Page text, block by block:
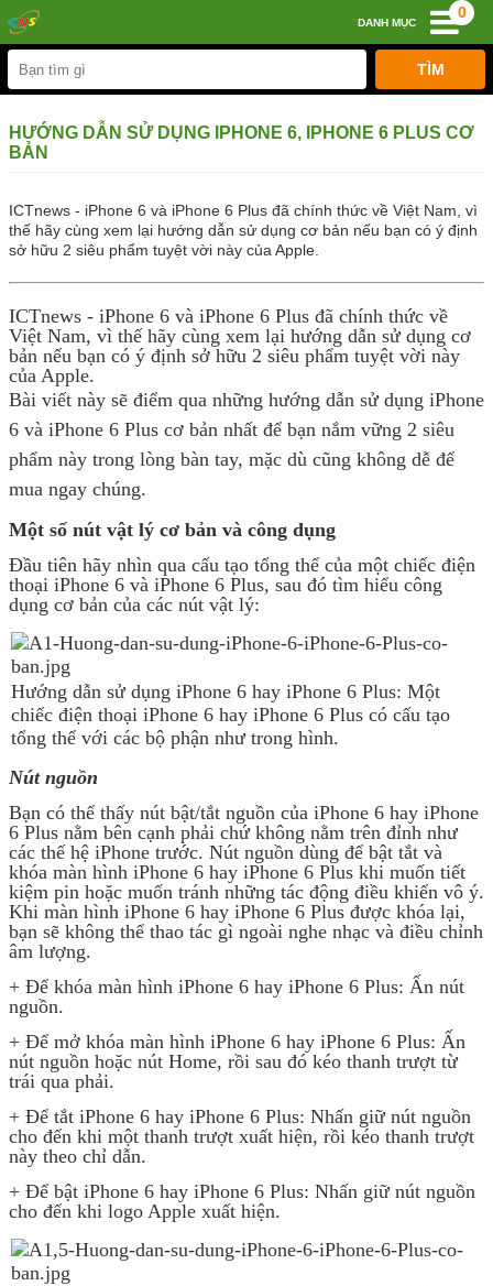
0
DANH MỤC
HƯỚNG DẪN SỬ DỤNG IPHONE 6, IPHONE 6 PLUS CƠ
BẢN
ICTnews - iPhone 6 và iPhone 6 Plus đã chính thức về Việt Nam, vì
thế hãy cùng xem lại hướng dẫn sử dụng cơ bản nếu bạn có ý định
sở hữu 2 siêu phẩm tuyệt vời này của Apple.
ICTnews - iPhone 6 và iPhone 6 Plus đã chính thức về
Việt Nam, vì thế hãy cùng xem lại hướng dẫn sử dụng cơ
bản nếu bạn có ý định sở hữu 2 siêu phẩm tuyệt vời này
của Apple.
Bài viết này sẽ điểm qua những hướng dẫn sử dụng iPhone
6 và iPhone 6 Plus cơ bản nhất để bạn nắm vững 2 siêu
phẩm này trong lòng bàn tay, mặc dù cũng không dễ để
mua ngay chúng.
Một số nút vật lý cơ bản và công dụng
Đầu tiên hãy nhìn qua cấu tạo tổng thể của một chiếc điện
thoại iPhone 6 và iPhone 6 Plus, sau đó tìm hiểu công
dụng cơ bản của các nút vật lý:
Hướng dẫn sử dụng iPhone 6 hay iPhone 6 Plus: Một
chiếc điện thoại iPhone 6 hay iPhone 6 Plus có cấu tạo
tổng thể với các bộ phận như trong hình.
Nút nguồn
Bạn có thể thấy nút bật/tắt nguồn của iPhone 6 hay iPhone
6 Plus nằm bên cạnh phải chứ không nằm trên đỉnh như
các thế hệ iPhone trước. Nút nguồn dùng để bật tắt và
khóa màn hình iPhone 6 hay iPhone 6 Plus khi muốn tiết
kiệm pin hoặc muốn tránh những tác động điều khiển vô ý.
Khi màn hình iPhone 6 hay iPhone 6 Plus được khóa lại,
bạn sẽ không thể thao tác gì ngoài nghe nhạc và điều chỉnh
âm lượng.
+ Để khóa màn hình iPhone 6 hay iPhone 6 Plus: Ấn nút
nguồn.
+ Để mở khóa màn hình iPhone 6 hay iPhone 6 Plus: Ấn
nút nguồn hoặc nút Home, rồi sau đó kéo thanh trượt từ
trái qua phải.
+ Để tắt iPhone 6 hay iPhone 6 Plus: Nhấn giữ nút nguồn
cho đến khi một thanh trượt xuất hiện, rồi kéo thanh trượt
này theo chỉ dẫn.
+ Để bật iPhone 6 hay iPhone 6 Plus: Nhấn giữ nút nguồn
cho đến khi logo Apple xuất hiện.